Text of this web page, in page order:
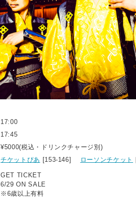
17:00
17:45
¥5000(税込・ドリンクチャージ別)
チケットぴあ [153-146] ローソンチケット
GET TICKET
6/29 ON SALE
※6歳以上有料